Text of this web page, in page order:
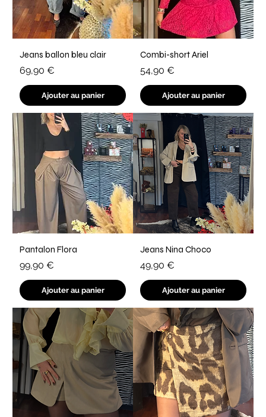
Jeans ballon bleu clair
Prix
69,90 €
Ajouter au panier
Combi-short Ariel
Prix
54,90 €
Ajouter au panier
Pantalon Flora
Prix
99,90 €
Ajouter au panier
Jeans Nina Choco
Prix
49,90 €
Ajouter au panier